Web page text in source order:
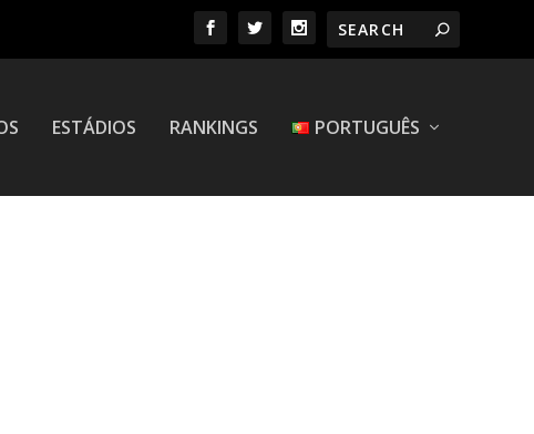
ESTÁDIOS RANKINGS PORTUGUÊS